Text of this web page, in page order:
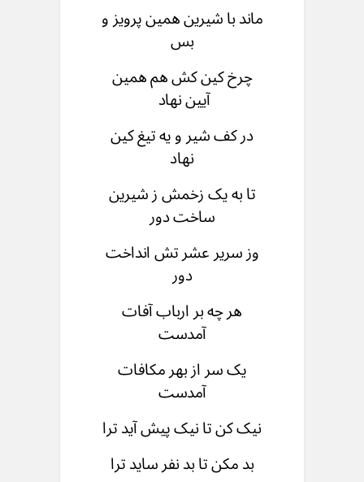
ماند با شیرین همین پرویز و
بس
چرخ کین کش هم همین
آیین نهاد
در کف شیر و یه تیغ کین
نهاد
تا به یک زخمش ز شیرین
ساخت دور
وز سریر عشر تش انداخت
دور
هر چه بر ارباب آفات
آمدست
یک سر از بهر مکافات
آمدست
نیک كن تا نیک پیش آید ترا
بد مکن تا بد نفر ساید ترا